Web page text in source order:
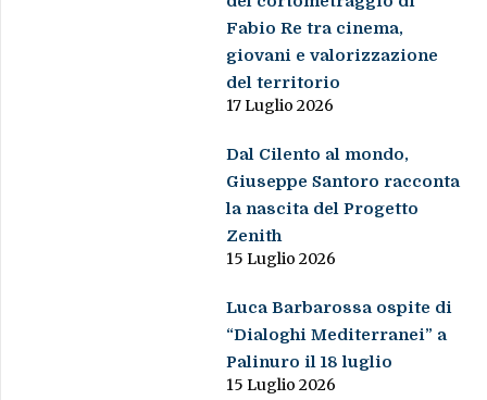
Fabio Re tra cinema,
giovani e valorizzazione
del territorio
17 Luglio 2026
Dal Cilento al mondo,
Giuseppe Santoro racconta
la nascita del Progetto
Zenith
15 Luglio 2026
Luca Barbarossa ospite di
“Dialoghi Mediterranei” a
Palinuro il 18 luglio
15 Luglio 2026